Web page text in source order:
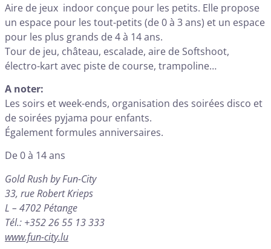
Aire de jeux indoor conçue pour les petits. Elle propose
un espace pour les tout-petits (de 0 à 3 ans) et un espace
pour les plus grands de 4 à 14 ans.
Tour de jeu, château, escalade, aire de Softshoot,
électro-kart avec piste de course, trampoline…
A noter:
Les soirs et week-ends, organisation des soirées disco et
de soirées pyjama pour enfants.
Également formules anniversaires.
De 0 à 14 ans
Gold Rush by Fun-City
33, rue Robert Krieps
L – 4702 Pétange
Tél.: +352 26 55 13 333
www.fun-city.lu